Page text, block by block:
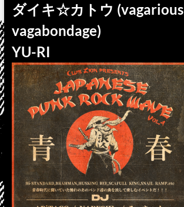
ダイキ☆カトウ (vagarious
vagabondage)
YU-RI